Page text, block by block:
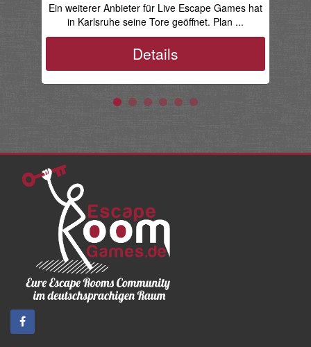
Ein weiterer Anbieter für Live Escape Games hat
in Karlsruhe seine Tore geöffnet. Plan ...
Details